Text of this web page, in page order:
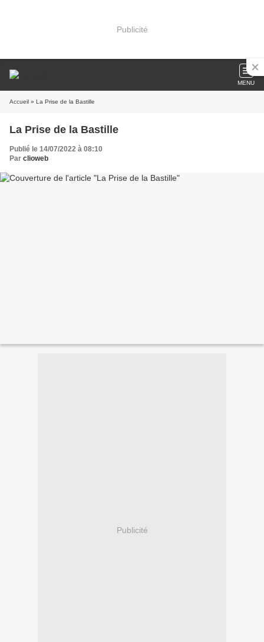
Publicité
MENU
Accueil » La Prise de la Bastille
La Prise de la Bastille
Publié le 14/07/2022 à 08:10
Par clioweb
Publicité